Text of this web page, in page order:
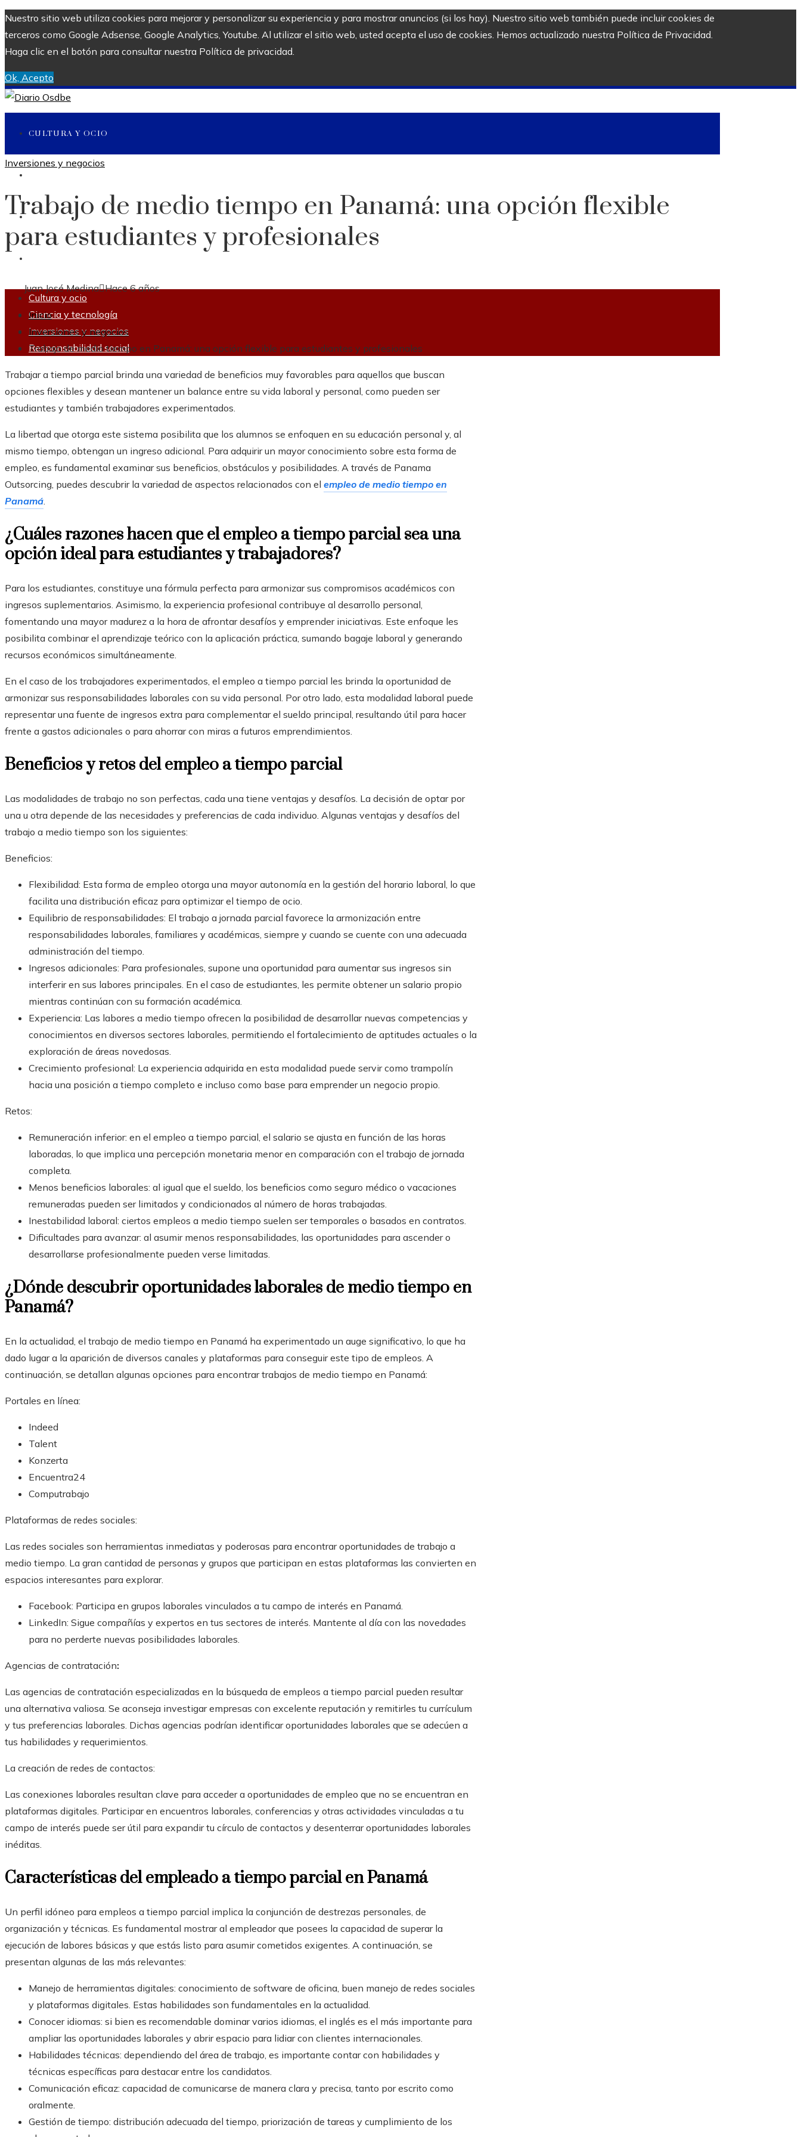
Nuestro sitio web utiliza cookies para mejorar y personalizar su experiencia y para mostrar anuncios (si los hay). Nuestro sitio web también puede incluir cookies de
terceros como Google Adsense, Google Analytics, Youtube. Al utilizar el sitio web, usted acepta el uso de cookies. Hemos actualizado nuestra Política de Privacidad.
Haga clic en el botón para consultar nuestra Política de privacidad.
Ok, Acepto
CULTURA Y OCIO
INVERSIONES Y NEGOCIOS
Cultura y ocio
Ciencia y tecnología
Inversiones y negocios
Responsabilidad social
Inversiones y negocios
Trabajo de medio tiempo en Panamá: una opción flexible
para estudiantes y profesionales
Juan José Medina Hace 6 años
Inicio
Inversiones y negocios
Trabajo de medio tiempo en Panamá: una opción flexible para estudiantes y profesionales
Trabajar a tiempo parcial brinda una variedad de beneficios muy favorables para aquellos que buscan
opciones flexibles y desean mantener un balance entre su vida laboral y personal, como pueden ser
estudiantes y también trabajadores experimentados.
La libertad que otorga este sistema posibilita que los alumnos se enfoquen en su educación personal y, al
mismo tiempo, obtengan un ingreso adicional. Para adquirir un mayor conocimiento sobre esta forma de
empleo, es fundamental examinar sus beneficios, obstáculos y posibilidades. A través de Panama
Outsorcing, puedes descubrir la variedad de aspectos relacionados con el empleo de medio tiempo en
Panamá.
¿Cuáles razones hacen que el empleo a tiempo parcial sea una
opción ideal para estudiantes y trabajadores?
Para los estudiantes, constituye una fórmula perfecta para armonizar sus compromisos académicos con
ingresos suplementarios. Asimismo, la experiencia profesional contribuye al desarrollo personal,
fomentando una mayor madurez a la hora de afrontar desafíos y emprender iniciativas. Este enfoque les
posibilita combinar el aprendizaje teórico con la aplicación práctica, sumando bagaje laboral y generando
recursos económicos simultáneamente.
En el caso de los trabajadores experimentados, el empleo a tiempo parcial les brinda la oportunidad de
armonizar sus responsabilidades laborales con su vida personal. Por otro lado, esta modalidad laboral puede
representar una fuente de ingresos extra para complementar el sueldo principal, resultando útil para hacer
frente a gastos adicionales o para ahorrar con miras a futuros emprendimientos.
Beneficios y retos del empleo a tiempo parcial
Las modalidades de trabajo no son perfectas, cada una tiene ventajas y desafíos. La decisión de optar por
una u otra depende de las necesidades y preferencias de cada individuo. Algunas ventajas y desafíos del
trabajo a medio tiempo son los siguientes:
Beneficios:
Flexibilidad: Esta forma de empleo otorga una mayor autonomía en la gestión del horario laboral, lo que
facilita una distribución eficaz para optimizar el tiempo de ocio.
Equilibrio de responsabilidades: El trabajo a jornada parcial favorece la armonización entre
responsabilidades laborales, familiares y académicas, siempre y cuando se cuente con una adecuada
administración del tiempo.
Ingresos adicionales: Para profesionales, supone una oportunidad para aumentar sus ingresos sin
interferir en sus labores principales. En el caso de estudiantes, les permite obtener un salario propio
mientras continúan con su formación académica.
Experiencia: Las labores a medio tiempo ofrecen la posibilidad de desarrollar nuevas competencias y
conocimientos en diversos sectores laborales, permitiendo el fortalecimiento de aptitudes actuales o la
exploración de áreas novedosas.
Crecimiento profesional: La experiencia adquirida en esta modalidad puede servir como trampolín
hacia una posición a tiempo completo e incluso como base para emprender un negocio propio.
Retos:
Remuneración inferior: en el empleo a tiempo parcial, el salario se ajusta en función de las horas
laboradas, lo que implica una percepción monetaria menor en comparación con el trabajo de jornada
completa.
Menos beneficios laborales: al igual que el sueldo, los beneficios como seguro médico o vacaciones
remuneradas pueden ser limitados y condicionados al número de horas trabajadas.
Inestabilidad laboral: ciertos empleos a medio tiempo suelen ser temporales o basados en contratos.
Dificultades para avanzar: al asumir menos responsabilidades, las oportunidades para ascender o
desarrollarse profesionalmente pueden verse limitadas.
¿Dónde descubrir oportunidades laborales de medio tiempo en
Panamá?
En la actualidad, el trabajo de medio tiempo en Panamá ha experimentado un auge significativo, lo que ha
dado lugar a la aparición de diversos canales y plataformas para conseguir este tipo de empleos. A
continuación, se detallan algunas opciones para encontrar trabajos de medio tiempo en Panamá:
Portales en línea:
Indeed
Talent
Konzerta
Encuentra24
Computrabajo
Plataformas de redes sociales:
Las redes sociales son herramientas inmediatas y poderosas para encontrar oportunidades de trabajo a
medio tiempo. La gran cantidad de personas y grupos que participan en estas plataformas las convierten en
espacios interesantes para explorar.
Facebook: Participa en grupos laborales vinculados a tu campo de interés en Panamá.
LinkedIn: Sigue compañías y expertos en tus sectores de interés. Mantente al día con las novedades
para no perderte nuevas posibilidades laborales.
Agencias de contratación:
Las agencias de contratación especializadas en la búsqueda de empleos a tiempo parcial pueden resultar
una alternativa valiosa. Se aconseja investigar empresas con excelente reputación y remitirles tu currículum
y tus preferencias laborales. Dichas agencias podrían identificar oportunidades laborales que se adecúen a
tus habilidades y requerimientos.
La creación de redes de contactos:
Las conexiones laborales resultan clave para acceder a oportunidades de empleo que no se encuentran en
plataformas digitales. Participar en encuentros laborales, conferencias y otras actividades vinculadas a tu
campo de interés puede ser útil para expandir tu círculo de contactos y desenterrar oportunidades laborales
inéditas.
Características del empleado a tiempo parcial en Panamá
Un perfil idóneo para empleos a tiempo parcial implica la conjunción de destrezas personales, de
organización y técnicas. Es fundamental mostrar al empleador que posees la capacidad de superar la
ejecución de labores básicas y que estás listo para asumir cometidos exigentes. A continuación, se
presentan algunas de las más relevantes:
Manejo de herramientas digitales: conocimiento de software de oficina, buen manejo de redes sociales
y plataformas digitales. Estas habilidades son fundamentales en la actualidad.
Conocer idiomas: si bien es recomendable dominar varios idiomas, el inglés es el más importante para
ampliar las oportunidades laborales y abrir espacio para lidiar con clientes internacionales.
Habilidades técnicas: dependiendo del área de trabajo, es importante contar con habilidades y
técnicas específicas para destacar entre los candidatos.
Comunicación eficaz: capacidad de comunicarse de manera clara y precisa, tanto por escrito como
oralmente.
Gestión de tiempo: distribución adecuada del tiempo, priorización de tareas y cumplimiento de los